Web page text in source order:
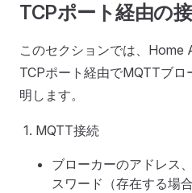
TCPポート経由の
このセクションでは、Home
TCPポート経由でMQTTブ
明します。
MQTT接続
ブローカーのアドレス
スワード（存在する場